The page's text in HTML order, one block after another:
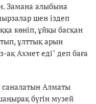
Замана алыбына
шен іздеп
көніп, ұйқы басқан
ұлттық арын
Ахмет еді" деп баға
саналатын Алматы
бүгін музей